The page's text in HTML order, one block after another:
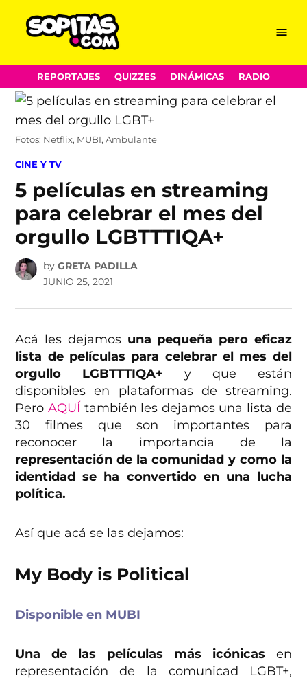
Skip
to
content
Menu
REPORTAJES QUIZZES DINÁMICAS RADIO
Fotos: Netflix, MUBI, Ambulante
POSTED
CINE Y TV
5 películas en streaming
para celebrar el mes del
orgullo LGBTTTIQA+
by GRETA PADILLA
JUNIO 25, 2021
Acá les dejamos una pequeña pero eficaz
lista de películas para celebrar el mes del
orgullo LGBTTTIQA+ y que están
disponibles en plataformas de streaming.
PeroAQUÍ también les dejamos una lista de
30 filmes que son importantes para
reconocer la importancia de la
representación de la comunidad y como la
identidad se ha convertido en una lucha
política.
Así que acá se las dejamos:
My Body is Political
Disponible en MUBI
Una de las películas más icónicas en
representación de la comunicad LGBT+,